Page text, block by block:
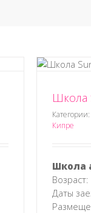
Школа
Категории:
Кипре
Школа
Даты